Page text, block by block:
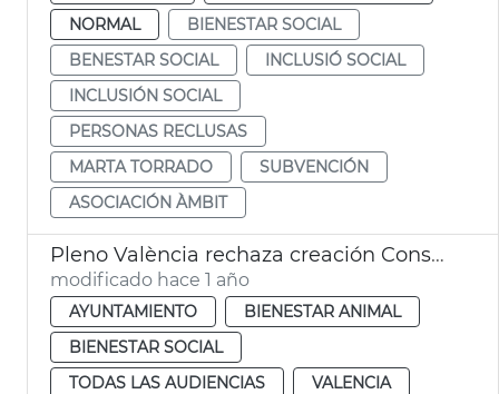
NORMAL
BIENESTAR SOCIAL
BENESTAR SOCIAL
INCLUSIÓ SOCIAL
INCLUSIÓN SOCIAL
PERSONAS RECLUSAS
MARTA TORRADO
SUBVENCIÓN
ASOCIACIÓN ÀMBIT
Pleno València rechaza creación Consejo Local de Inclusión y Derechos Sociales
modificado hace 1 año
AYUNTAMIENTO
BIENESTAR ANIMAL
BIENESTAR SOCIAL
TODAS LAS AUDIENCIAS
VALENCIA